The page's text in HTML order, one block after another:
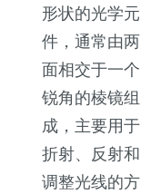
形状的光学元
件，通常由两
面相交于一个
锐角的棱镜组
成，主要用于
折射、反射和
调整光线的方